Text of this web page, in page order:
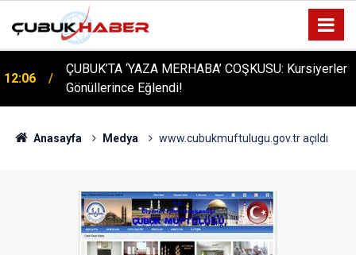
12:06
ÇUBUK’TA ‘YAZA MERHABA’ COŞKUSU: Kursiyerler
Gönüllerince Eğlendi!
Anasayfa Medya www.cubukmuftulugu.gov.tr açıldı